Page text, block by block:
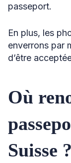
passeport.
En plus, les
enverrons par
d’être
Où
Suisse ?